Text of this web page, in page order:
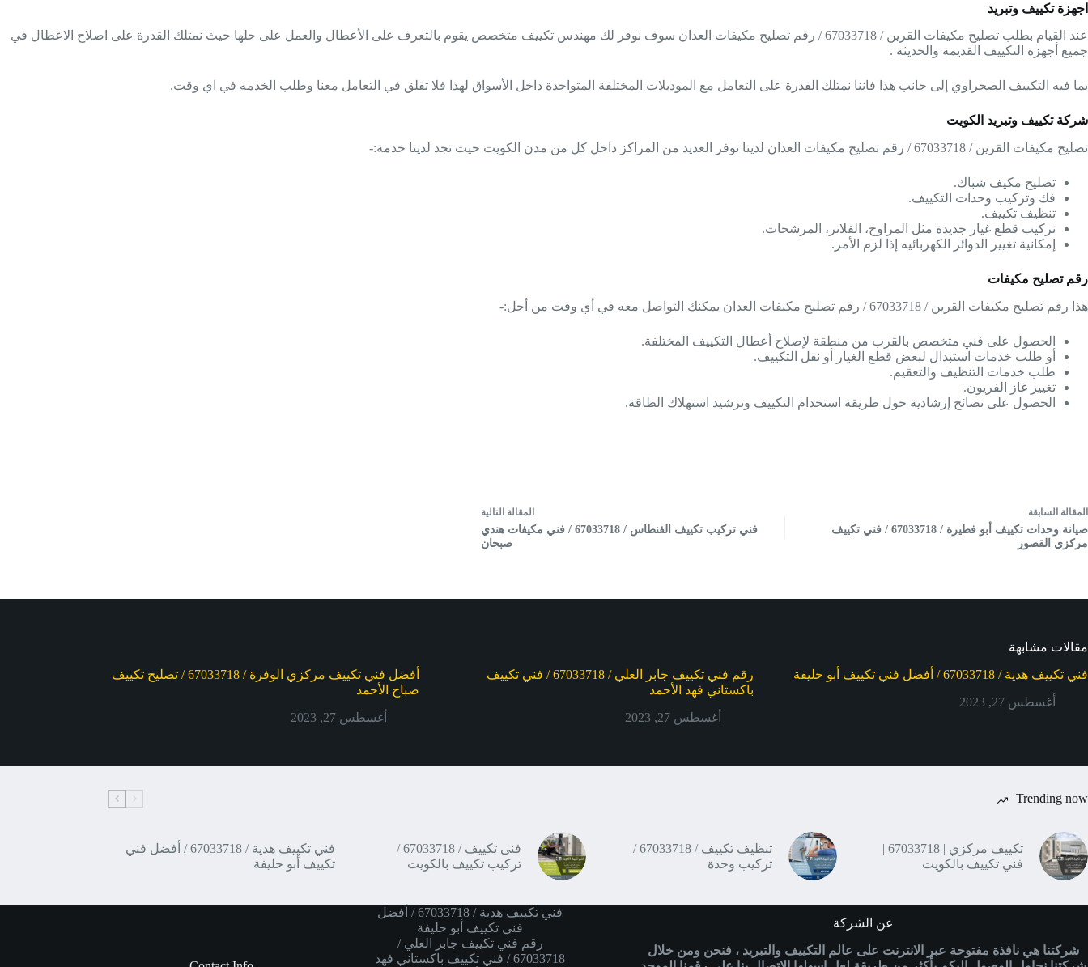
اجهزة تكييف وتبريد
عند القيام بطلب تصليح مكيفات القرين / 67033718 / رقم تصليح مكيفات العدان سوف نوفر لك مهندس تكييف متخصص يقوم بالتعرف على الأعطال والعمل على حلها حيث نمتلك القدرة على اصلاح الاعطال في
جميع أجهزة التكييف القديمة والحديثة .
بما فيه التكييف الصحراوي إلى جانب هذا فاننا نمتلك القدرة على التعامل مع الموديلات المختلفة المتواجدة داخل الأسواق لهذا فلا تقلق في التعامل معنا وطلب الخدمه في اي وقت.
شركة تكييف وتبريد الكويت
تصليح مكيفات القرين / 67033718 / رقم تصليح مكيفات العدان لدينا توفر العديد من المراكز داخل كل من مدن الكويت حيث تجد لدينا خدمة:-
تصليح مكيف شباك.
فك وتركيب وحدات التكييف.
تنظيف تكييف.
تركيب قطع غيار جديدة مثل المراوح، الفلاتر، المرشحات.
إمكانية تغيير الدوائر الكهربائيه إذا لزم الأمر.
رقم تصليح مكيفات
هذا رقم تصليح مكيفات القرين / 67033718 / رقم تصليح مكيفات العدان يمكنك التواصل معه في أي وقت من أجل:-
الحصول على فني متخصص بالقرب من منطقة لإصلاح أعطال التكييف المختلفة.
أو طلب خدمات استبدال لبعض قطع الغيار أو نقل التكييف.
طلب خدمات التنظيف والتعقيم.
تغيير غاز الفريون.
الحصول على نصائح إرشادية حول طريقة استخدام التكييف وترشيد استهلاك الطاقة.
المقالة السابقة
صيانة وحدات تكييف أبو فطيرة / 67033718 / فني تكييف
مركزي القصور
المقالة التالية
فني تركيب تكييف الفنطاس / 67033718 / فني مكيفات هندي
صبحان
مقالات مشابهة
فني تكييف هدية / 67033718 / أفضل فني تكييف أبو حليفة
أغسطس 27, 2023
رقم فني تكييف جابر العلي / 67033718 / فني تكييف
باكستاني فهد الأحمد
أغسطس 27, 2023
أفضل فني تكييف مركزي الوفرة / 67033718 / تصليح تكييف
صباح الأحمد
أغسطس 27, 2023
Trending now
تكييف مركزي | 67033718 |
فني تكييف بالكويت
تنظيف تكييف / 67033718 /
تركيب وحدة
فنى تكييف / 67033718 /
تركيب تكييف بالكويت
فني تكييف هدية / 67033718 / أفضل فني
تكييف أبو حليفة
عن الشركة
شركتنا هي نافذة مفتوحة عبر الانترنت على عالم التكييف والتبريد ، فنحن ومن خلال
فني تكييف هدية / 67033718 / أفضل
فني تكييف أبو حليفة
رقم فني تكييف جابر العلي /
67033718 / فني تكييف باكستاني فهد